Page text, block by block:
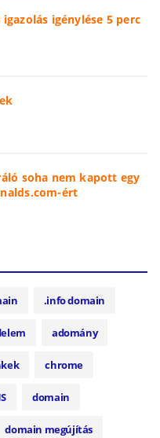
igénylése 5 perc
soha nem kapott egy
ért
.info domain
adomány
chrome
domain
domain megújítás